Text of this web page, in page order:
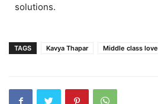
solutions.
TAGS Kavya Thapar Middle class love